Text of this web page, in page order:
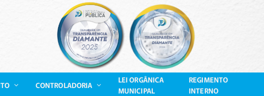
CONTROLADORIA
LEI ORGÂNICA
MUNICIPAL
REGIMENTO
INTERNO